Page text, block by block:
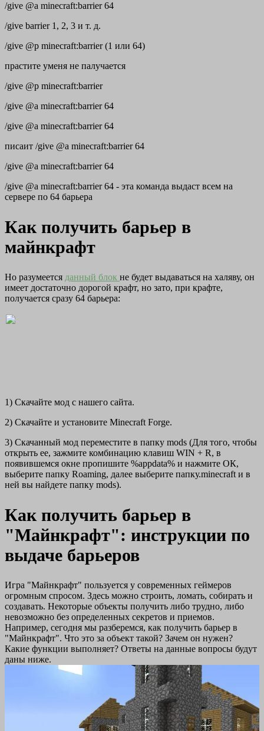
/give @a minecraft:barrier 64
/give barrier 1, 2, 3 и т. д.
/give @p minecraft:barrier (1 или 64)
прастите уменя не палучается
/give @p minecraft:barrier
/give @a minecraft:barrier 64
/give @a minecraft:barrier 64
писаит /give @a minecraft:barrier 64
/give @a minecraft:barrier 64
/give @a minecraft:barrier 64 - эта команда выдаст всем на
сервере по 64 барьера
Как получить барьер в
майнкрафт
Но разумеется данный блок не будет выдаваться на халяву, он
имеет достаточно дорогой крафт, но зато, при крафте,
получается сразу 64 барьера:
1) Скачайте мод с нашего сайта.
2) Скачайте и установите Minecraft Forge.
3) Скачанный мод переместите в папку mods (Для того, чтобы
открыть ее, зажмите комбинацию клавиш WIN + R, в
появившемся окне пропишите %appdata% и нажмите ОК,
выберите папку Roaming, далее выберите папку.minecraft и в
ней вы найдете папку mods).
Как получить барьер в
"Майнкрафт": инструкции по
выдаче барьеров
Игра "Майнкрафт" пользуется у современных геймеров
огромным спросом. Здесь можно строить, ломать, собирать и
создавать. Некоторые объекты получить либо трудно, либо
невозможно без определенных секретов и приемов.
Например, сегодня мы разберемся, как получить барьер в
"Майнкрафт". Что это за объект такой? Зачем он нужен?
Какие функции выполняет? Ответы на данные вопросы будут
даны ниже.